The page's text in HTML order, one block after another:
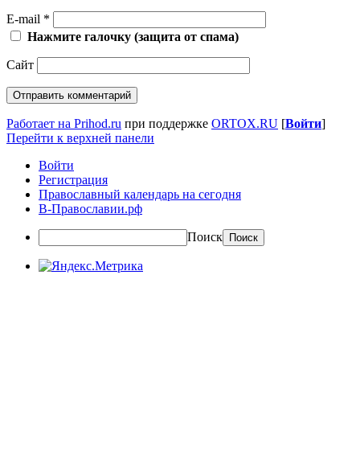
E-mail *
Нажмите галочку (защита от спама)
Сайт
Работает на Prihod.ru при поддержке ORTOX.RU [Войти]
Перейти к верхней панели
Войти
Регистрация
Православный календарь на сегодня
В-Православии.рф
Поиск